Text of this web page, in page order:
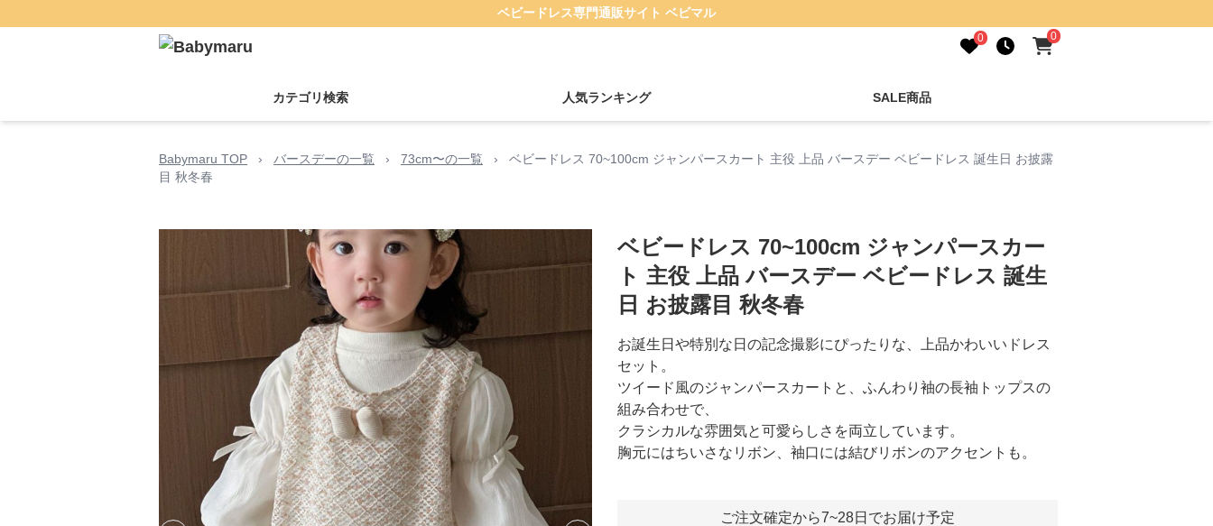
ベビードレス専門通販サイト ベビマル
0 0
カテゴリ検索 人気ランキング SALE商品
Babymaru TOP › バースデーの一覧 › 73cm〜の一覧 ›
ベビードレス 70~100cm ジャンパースカート 主役 上品 バースデー ベビードレス 誕生日 お披露
目 秋冬春
ベビードレス 70~100cm ジャンパースカー
ト 主役 上品 バースデー ベビードレス 誕生
日 お披露目 秋冬春
お誕生日や特別な日の記念撮影にぴったりな、上品かわいいドレス
セット。
ツイード風のジャンパースカートと、ふんわり袖の長袖トップスの
組み合わせで、
クラシカルな雰囲気と可愛らしさを両立しています。
胸元にはちいさなリボン、袖口には結びリボンのアクセントも。
ご注文確定から7~28日でお届け予定